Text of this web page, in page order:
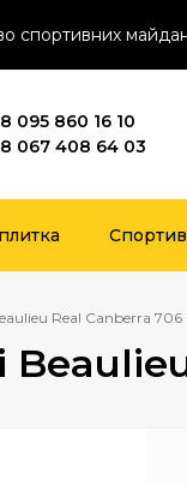
спортивних
095 860 16 10
067 408 64 03
Real Canberra